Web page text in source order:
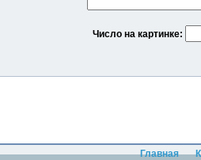
Число на картинке:
Главная